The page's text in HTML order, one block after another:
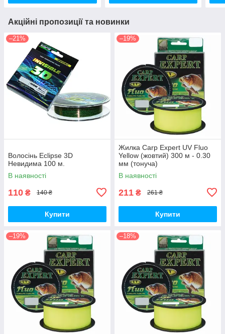
Акційні пропозиції та новинки
–21%
Волосінь Eclipse 3D
Невидима 100 м.
В наявності
110 ₴ 140 ₴
Купити
–19%
Жилка Carp Expert UV Fluo
Yellow (жовтий) 300 м - 0.30
мм (тонуча)
В наявності
211 ₴ 261 ₴
Купити
–19% –18%